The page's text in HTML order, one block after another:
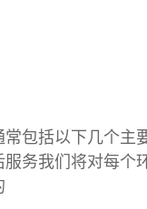
包括以下几个主
务我们将对每个